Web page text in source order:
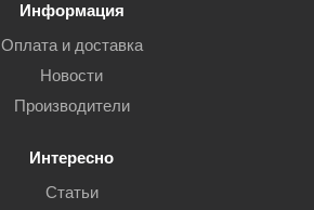
Информация
Оплата и доставка
Новости
Производители
Интересно
Статьи